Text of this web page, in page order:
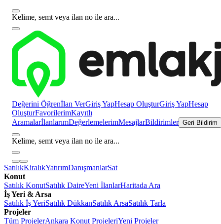
Kelime, semt veya ilan no ile ara...
Değerini Öğrenİlan VerGiriş YapHesap OluşturGiriş YapHesap
OluşturFavorilerimKayıtlı
AramalarİlanlarımDeğerlemelerimMesajlarBildirimler Geri Bildirim
Kelime, semt veya ilan no ile ara...
SatılıkKiralıkYatırımDanışmanlarSat
Konut
Satılık KonutSatılık DaireYeni İlanlarHaritada Ara
İş Yeri & Arsa
Satılık İş YeriSatılık DükkanSatılık ArsaSatılık Tarla
Projeler
Tüm ProjelerAnkara Konut ProjeleriYeni Projeler